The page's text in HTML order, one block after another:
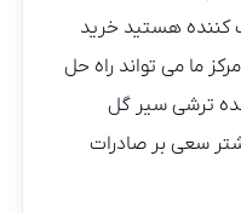
کننده هستید خرید
ما می تواند راه حل
ترشی سیر گل
سعی بر صادرات